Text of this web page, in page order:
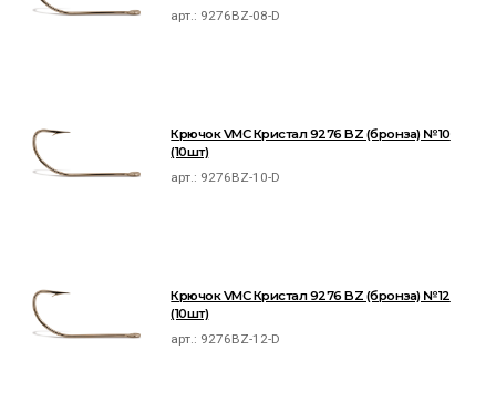
арт.: 9276BZ-08-D
Крючок VMC Кристал 9276 BZ (бронза) №10
(10шт)
арт.: 9276BZ-10-D
Крючок VMC Кристал 9276 BZ (бронза) №12
(10шт)
арт.: 9276BZ-12-D